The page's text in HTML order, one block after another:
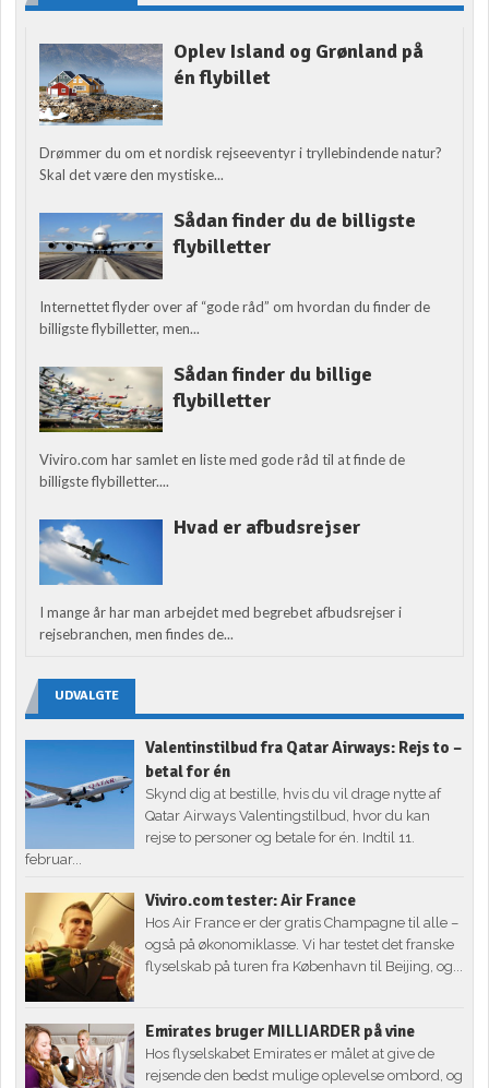
Oplev Island og Grønland på
én flybillet
Drømmer du om et nordisk rejseeventyr i tryllebindende natur?
Skal det være den mystiske...
Sådan finder du de billigste
flybilletter
Internettet flyder over af “gode råd” om hvordan du finder de
billigste flybilletter, men...
Sådan finder du billige
flybilletter
Viviro.com har samlet en liste med gode råd til at finde de
billigste flybilletter....
Hvad er afbudsrejser
I mange år har man arbejdet med begrebet afbudsrejser i
rejsebranchen, men findes de...
UDVALGTE
Valentinstilbud fra Qatar Airways: Rejs to –
betal for én
Skynd dig at bestille, hvis du vil drage nytte af
Qatar Airways Valentingstilbud, hvor du kan
rejse to personer og betale for én. Indtil 11.
februar...
Viviro.com tester: Air France
Hos Air France er der gratis Champagne til alle –
også på økonomiklasse. Vi har testet det franske
flyselskab på turen fra København til Beijing, og...
Emirates bruger MILLIARDER på vine
Hos flyselskabet Emirates er målet at give de
rejsende den bedst mulige oplevelse ombord, og